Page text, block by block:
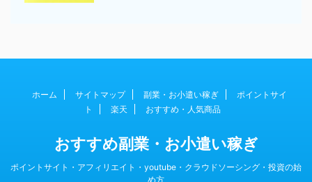
ホーム サイトマップ 副業・お小遣い稼ぎ
ポイントサイ
ト
楽天 おすすめ・人気商品
おすすめ副業・お小遣い稼ぎ
ポイントサイト・アフィリエイト・youtube・クラウドソーシング・投資の始
め方